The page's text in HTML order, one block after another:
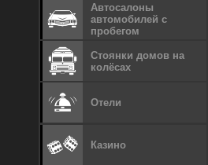
Автосалоны
автомобилей с
пробегом
Стоянки домов на
колёсах
Отели
Казино